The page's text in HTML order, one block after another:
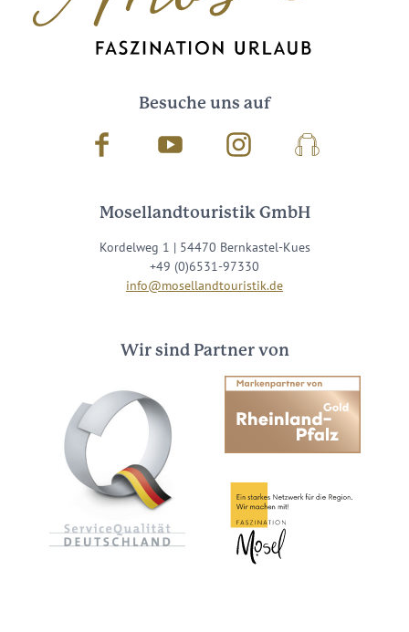
Besuche uns auf
Facebook Youtube InstagramPodcast
Mosellandtouristik GmbH
Kordelweg 1 | 54470 Bernkastel-Kues
+49 (0)6531-97330
info@mosellandtouristik.de
Wir sind Partner von